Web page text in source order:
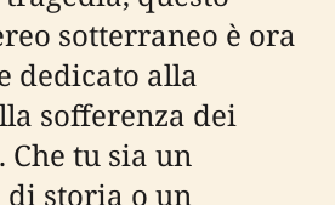
sotterraneo è ora
dedicato alla
sofferenza dei
tu sia un
di storia o un